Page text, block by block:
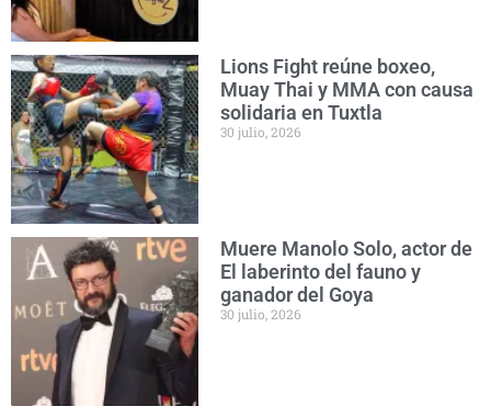
Lions Fight reúne boxeo,
Muay Thai y MMA con causa
solidaria en Tuxtla
30 julio, 2026
Muere Manolo Solo, actor de
El laberinto del fauno y
ganador del Goya
30 julio, 2026